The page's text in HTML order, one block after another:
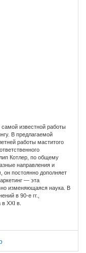
известной работы
В предлагаемой
работы маститого
Котлер, по общему
направления и
он постоянно дополняет
— эта
изменяющаяся наука. В
в 90-е гг.,
XXI в.